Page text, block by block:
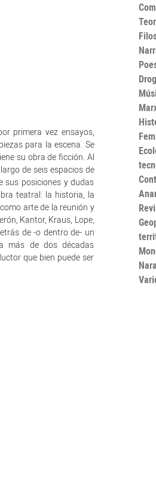
primera vez ensayos,
para la escena. Se
su obra de ficción. Al
de seis espacios de
sus posiciones y dudas
teatral: la historia, la
arte de la reunión y
Kantor, Kraus, Lope,
de -o dentro de- un
más de dos décadas
que bien puede ser
Nara